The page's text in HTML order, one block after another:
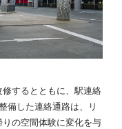
するとともに、駅連絡
備した連絡通路は、リ
の空間体験に変化を与